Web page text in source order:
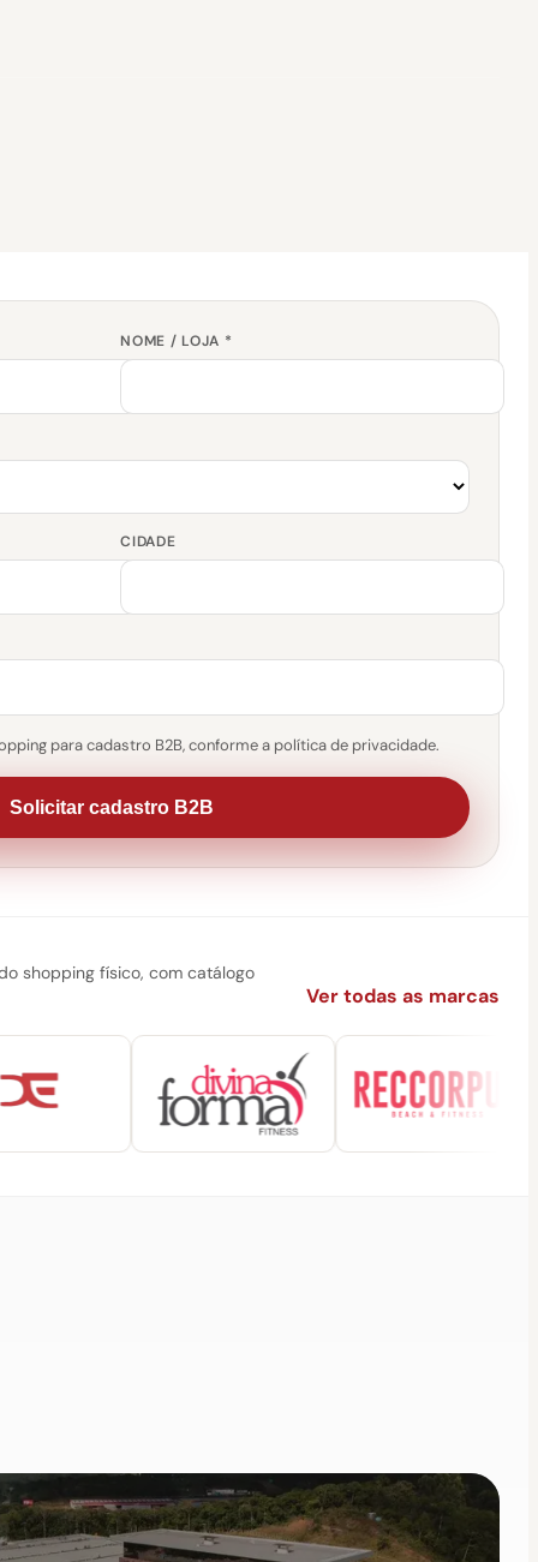
NOME / LOJA *
CIDADE
para cadastro B2B, conforme a política de privacidade.
Solicitar cadastro B2B
shopping físico, com catálogo
Ver todas as marcas